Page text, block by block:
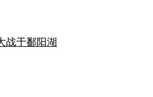
战于鄱阳湖